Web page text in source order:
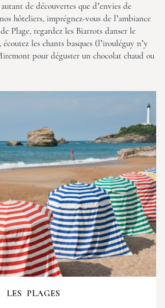
de découvertes que d’envies de
hôteliers, imprégnez-vous de l’ambiance
Plage, regardez les Biarrots danser le
les chants basques (l’irouléguy n’y
pour déguster un chocolat chaud ou
LES PLAGES